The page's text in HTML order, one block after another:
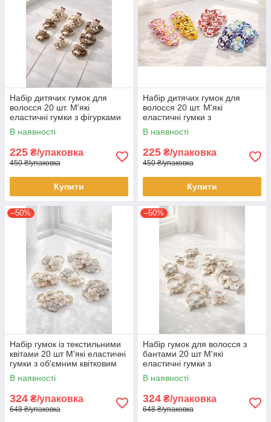
Набір дитячих гумок для
волосся 20 шт. М'які
еластичні гумки з фігурками
котиками та бантиками
Аксесуари для зачісок
В наявності
225 ₴/упаковка
450 ₴/упаковка
Купити
Набір дитячих гумок для
волосся 20 шт. М'які
еластичні гумки з
мультяшними фігурками
Аксесуари для зачісок
В наявності
225 ₴/упаковка
450 ₴/упаковка
Купити
–50%
Набір гумок із текстильними
квітами 20 шт М'які еластичні
гумки з об'ємним квітковим
декором Аксесуари для
зачісок
В наявності
324 ₴/упаковка
648 ₴/упаковка
–50%
Набір гумок для волосся з
бантами 20 шт М'які
еластичні гумки з
текстильним бантом
Аксесуари для зачісок
В наявності
324 ₴/упаковка
648 ₴/упаковка